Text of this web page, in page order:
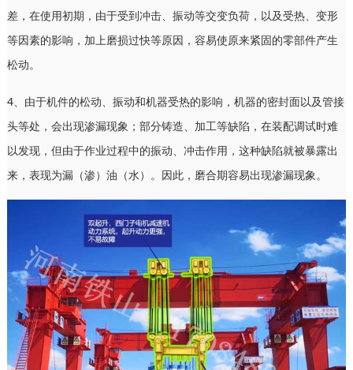
差，在使用初期，由于受到冲击、振动等交变负荷，以及受热、变形
等因素的影响，加上磨损过快等原因，容易使原来紧固的零部件产生
松动。
4、由于机件的松动、振动和机器受热的影响，机器的密封面以及管接
头等处，会出现渗漏现象；部分铸造、加工等缺陷，在装配调试时难
以发现，但由于作业过程中的振动、冲击作用，这种缺陷就被暴露出
来，表现为漏（渗）油（水）。因此，磨合期容易出现渗漏现象。